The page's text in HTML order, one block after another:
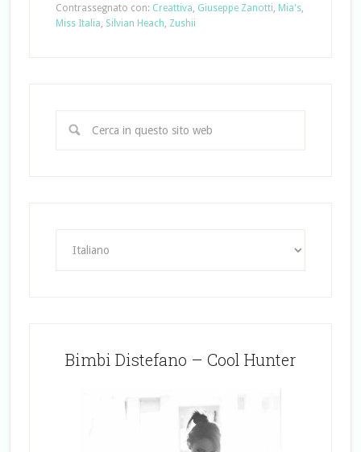
Contrassegnato con: Creattiva Giuseppe Zanotti Mia's,
Miss Italia Silvian Heach Zushii
Bimbi Distefano – Cool Hunter